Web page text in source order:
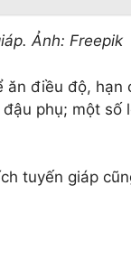
Ảnh: Freepik
điều độ, hạn
phụ; một số
tuyến giáp